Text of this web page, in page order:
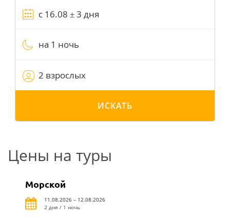
на 1 ночь
2 взрослых
ИСКАТЬ
Цены на туры
Морской
11.08.2026 – 12.08.2026
2 дня / 1 ночь